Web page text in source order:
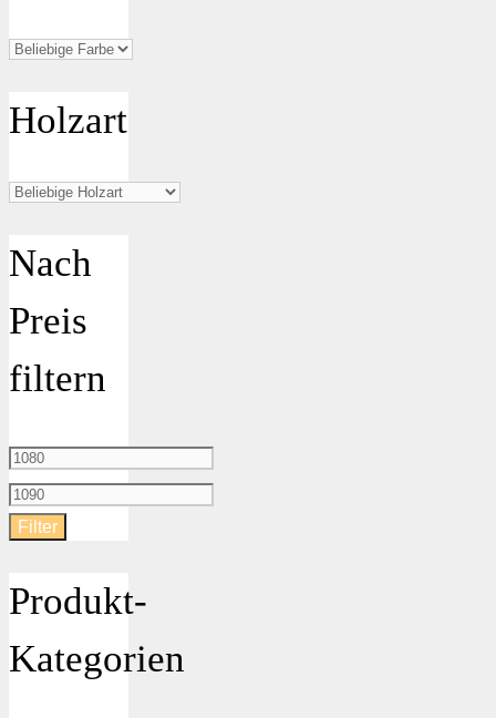
Holzart
Nach
Preis
filtern
Min.
Preis
Max.
Preis
Filter
Produkt-
Kategorien